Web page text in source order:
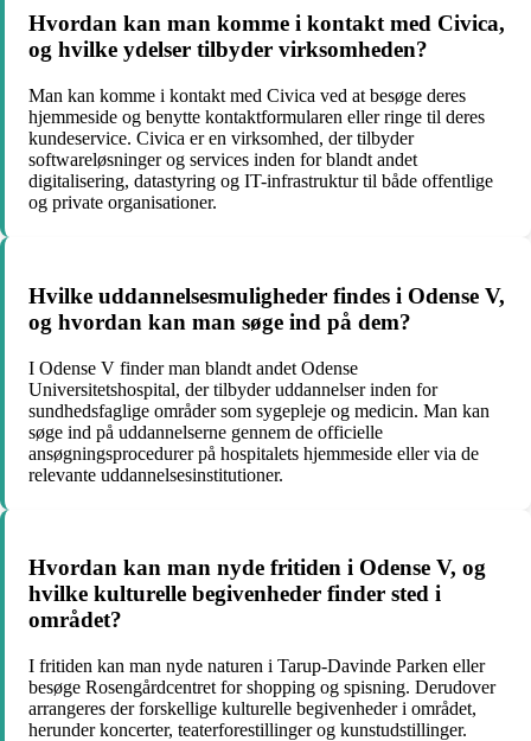
Hvordan kan man komme i kontakt med Civica,
og hvilke ydelser tilbyder virksomheden?
Man kan komme i kontakt med Civica ved at besøge deres
hjemmeside og benytte kontaktformularen eller ringe til deres
kundeservice. Civica er en virksomhed, der tilbyder
softwareløsninger og services inden for blandt andet
digitalisering, datastyring og IT-infrastruktur til både offentlige
og private organisationer.
Hvilke uddannelsesmuligheder findes i Odense V,
og hvordan kan man søge ind på dem?
I Odense V finder man blandt andet Odense
Universitetshospital, der tilbyder uddannelser inden for
sundhedsfaglige områder som sygepleje og medicin. Man kan
søge ind på uddannelserne gennem de officielle
ansøgningsprocedurer på hospitalets hjemmeside eller via de
relevante uddannelsesinstitutioner.
Hvordan kan man nyde fritiden i Odense V, og
hvilke kulturelle begivenheder finder sted i
området?
I fritiden kan man nyde naturen i Tarup-Davinde Parken eller
besøge Rosengårdcentret for shopping og spisning. Derudover
arrangeres der forskellige kulturelle begivenheder i området,
herunder koncerter, teaterforestillinger og kunstudstillinger.